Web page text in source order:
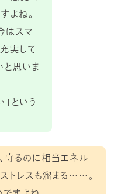
よね。
はスマ
実して
と思いま
という
守るのに相当エネル
トレスも溜まる……。